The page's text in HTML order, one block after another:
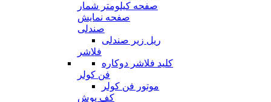
صفحه کیلومتر شمار
صفحه نمایش
صندلی
ریل زیر صندلی
فلاشر
کلید فلاشر دوکاره
فن کولر
موتور فن کولر
کف پوش